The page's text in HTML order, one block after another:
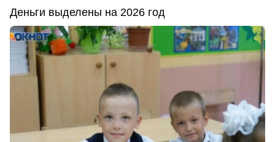
Деньги выделены на 2026 год